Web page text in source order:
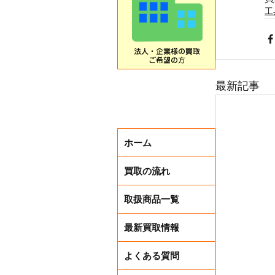
最新記事
ホーム
買取の流れ
取扱商品一覧
最新買取情報
よくある質問